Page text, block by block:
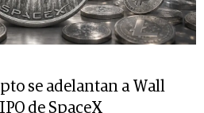
se adelantan a Wall
de SpaceX